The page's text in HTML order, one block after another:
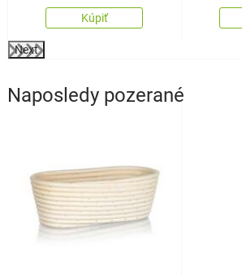
Kúpiť
Next
Naposledy pozerané